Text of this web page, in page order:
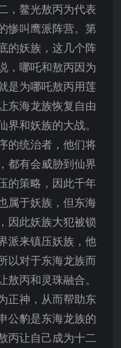
，鳌光敖丙为代表
惨叫鹰派阵营。第
的妖族，这几个阵
，哪吒和敖丙因为
是为哪吒敖丙用莲
东海龙族恢复自由
和妖族的大战。
的统治者，他们将
都有会威胁到仙界
的策略，因此千年
属于妖族，但东海
因此妖族大犯被锁
派来镇压妖族，他
以对于东海龙族而
丙和灵珠融合。
正神，从而帮助东
公豹是东海龙族的
丙让自己成为十二